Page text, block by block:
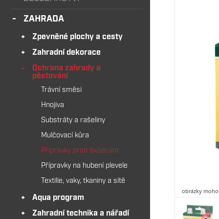
ZAHRADA
Zpevněné plochy a cesty
Zahradní dekorace
Ochrana zahrady a
pěstování
Trávní směsi
Hnojiva
Substráty a rašeliny
Mulčovací kůra
Přípravky proti škůdcům
Přípravky na hubení plevele
Textilie, vaky, tkaniny a sítě
Aqua program
Zahradní technika a nářadí
obrázky